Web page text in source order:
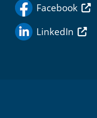
Facebook
LinkedIn